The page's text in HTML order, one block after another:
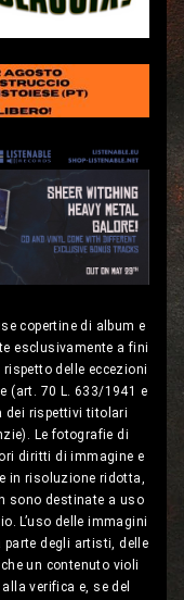
copertine di album e
esclusivamente a fini
delle eccezioni
(art. 70 L. 633/1941 e
dei rispettivi titolari
Le fotografie di
diritti di immagine e
in risoluzione ridotta,
sono destinate a uso
L’uso delle immagini
degli artisti, delle
un contenuto violi
verifica e, se del